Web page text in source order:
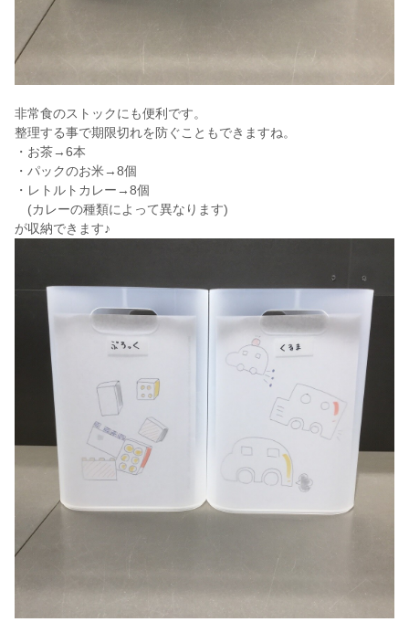
非常食のストックにも便利です。
整理する事で期限切れを防ぐこともできますね。
・お茶→6本
・パックのお米→8個
・レトルトカレー→8個
(カレーの種類によって異なります)
が収納できます♪